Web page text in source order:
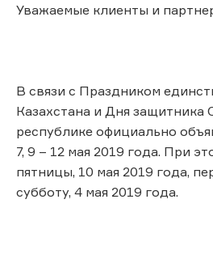
Уважаемые клиенты и
В связи с Праздником
Казахстана и Дня защитника
республике официально
7, 9 – 12 мая 2019 года. При
пятницы, 10 мая 2019 года,
субботу, 4 мая 2019 года.